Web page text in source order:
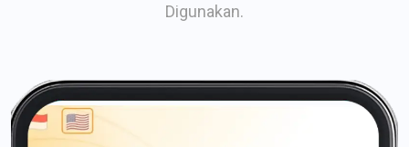
Digunakan.